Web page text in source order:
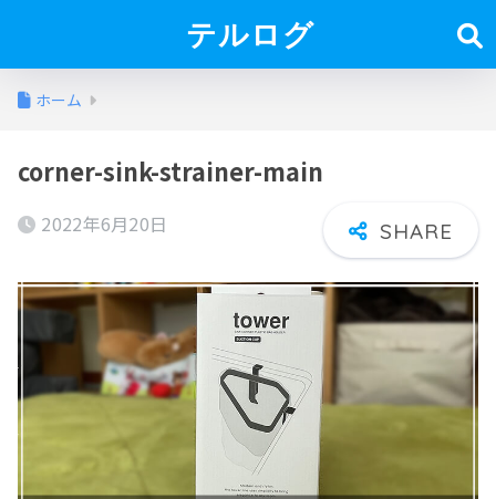
テルログ
ホーム
corner-sink-strainer-main
2022年6月20日